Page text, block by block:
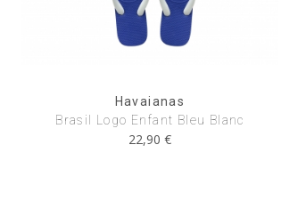
Havaianas
Brasil Logo Enfant Bleu Blanc
22,90 €